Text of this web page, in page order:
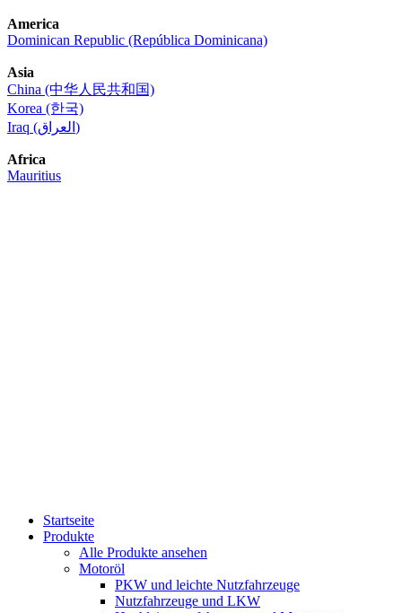
America
Dominican Republic (República Dominicana)
Asia
China (中华人民共和国)
Korea (한국)
Iraq (العراق)
Africa
Mauritius
Startseite
Produkte
Alle Produkte ansehen
Motoröl
PKW und leichte Nutzfahrzeuge
Nutzfahrzeuge und LKW